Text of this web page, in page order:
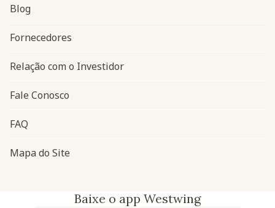
Navegação do rodapé
Blog
Fornecedores
Relação com o Investidor
Fale Conosco
FAQ
Mapa do Site
Baixe o app Westwing